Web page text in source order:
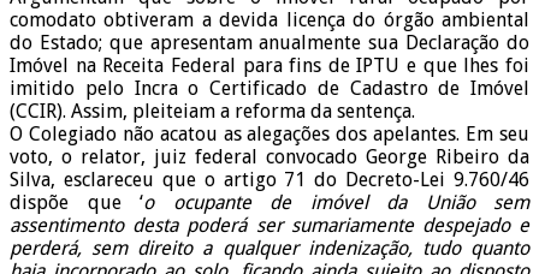
comodato obtiveram a devida licença do órgão ambiental
do Estado; que apresentam anualmente sua Declaração do
Imóvel na Receita Federal para fins de IPTU e que lhes foi
imitido pelo Incra o Certificado de Cadastro de Imóvel
(CCIR). Assim, pleiteiam a reforma da sentença.
O Colegiado não acatou as alegações dos apelantes. Em seu
voto, o relator, juiz federal convocado George Ribeiro da
Silva, esclareceu que o artigo 71 do Decreto-Lei 9.760/46
dispõe que ‘o ocupante de imóvel da União sem
assentimento desta poderá ser sumariamente despejado e
perderá, sem direito a qualquer indenização, tudo quanto